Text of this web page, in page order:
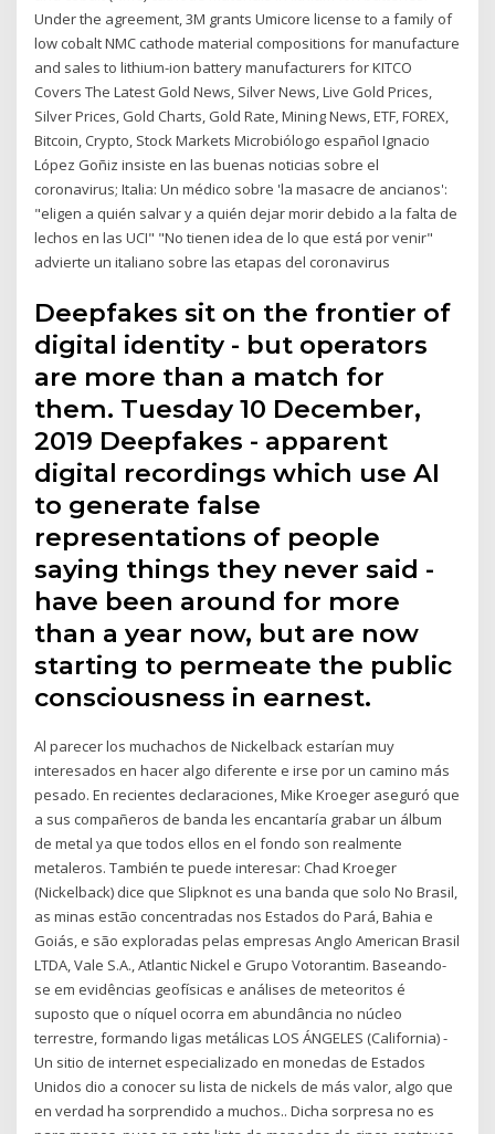
Under the agreement, 3M grants Umicore license to a family of
low cobalt NMC cathode material compositions for manufacture
and sales to lithium-ion battery manufacturers for KITCO
Covers The Latest Gold News, Silver News, Live Gold Prices,
Silver Prices, Gold Charts, Gold Rate, Mining News, ETF, FOREX,
Bitcoin, Crypto, Stock Markets Microbiólogo español Ignacio
López Goñiz insiste en las buenas noticias sobre el
coronavirus; Italia: Un médico sobre 'la masacre de ancianos':
"eligen a quién salvar y a quién dejar morir debido a la falta de
lechos en las UCI" "No tienen idea de lo que está por venir"
advierte un italiano sobre las etapas del coronavirus
Deepfakes sit on the frontier of
digital identity - but operators
are more than a match for
them. Tuesday 10 December,
2019 Deepfakes - apparent
digital recordings which use AI
to generate false
representations of people
saying things they never said -
have been around for more
than a year now, but are now
starting to permeate the public
consciousness in earnest.
Al parecer los muchachos de Nickelback estarían muy
interesados en hacer algo diferente e irse por un camino más
pesado. En recientes declaraciones, Mike Kroeger aseguró que
a sus compañeros de banda les encantaría grabar un álbum
de metal ya que todos ellos en el fondo son realmente
metaleros. También te puede interesar: Chad Kroeger
(Nickelback) dice que Slipknot es una banda que solo No Brasil,
as minas estão concentradas nos Estados do Pará, Bahia e
Goiás, e são exploradas pelas empresas Anglo American Brasil
LTDA, Vale S.A., Atlantic Nickel e Grupo Votorantim. Baseando-
se em evidências geofísicas e análises de meteoritos é
suposto que o níquel ocorra em abundância no núcleo
terrestre, formando ligas metálicas LOS ÁNGELES (California) -
Un sitio de internet especializado en monedas de Estados
Unidos dio a conocer su lista de nickels de más valor, algo que
en verdad ha sorprendido a muchos.. Dicha sorpresa no es